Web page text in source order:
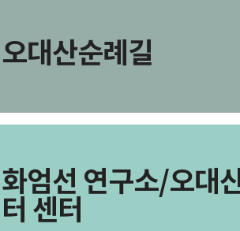
오대산순례길
화엄선 연구소/오대
터 센터